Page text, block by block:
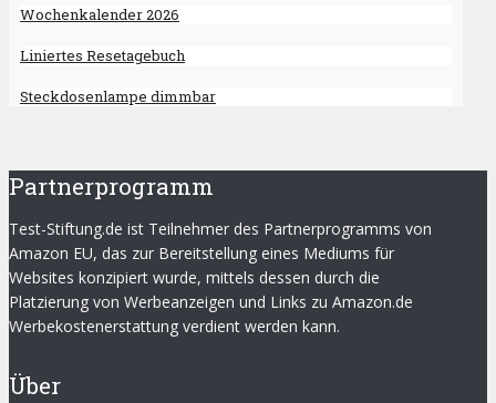
Wochenkalender 2026
Liniertes Resetagebuch
Steckdosenlampe dimmbar
Partnerprogramm
Test-Stiftung.de ist Teilnehmer des Partnerprogramms von
Amazon EU, das zur Bereitstellung eines Mediums für
Websites konzipiert wurde, mittels dessen durch die
Platzierung von Werbeanzeigen und Links zu Amazon.de
Werbekostenerstattung verdient werden kann.
Über